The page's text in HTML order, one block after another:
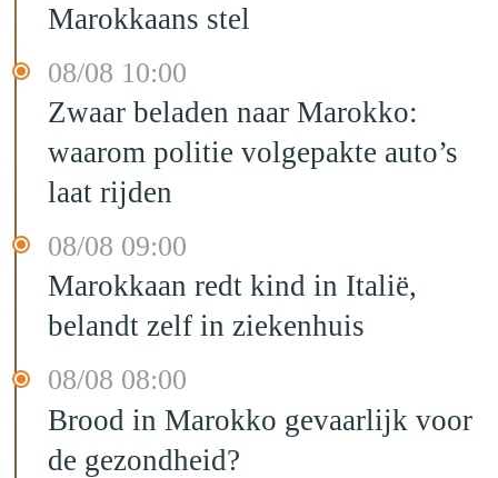
Marokkaans stel
08/08 10:00
Zwaar beladen naar Marokko:
waarom politie volgepakte auto’s
laat rijden
08/08 09:00
Marokkaan redt kind in Italië,
belandt zelf in ziekenhuis
08/08 08:00
Brood in Marokko gevaarlijk voor
de gezondheid?